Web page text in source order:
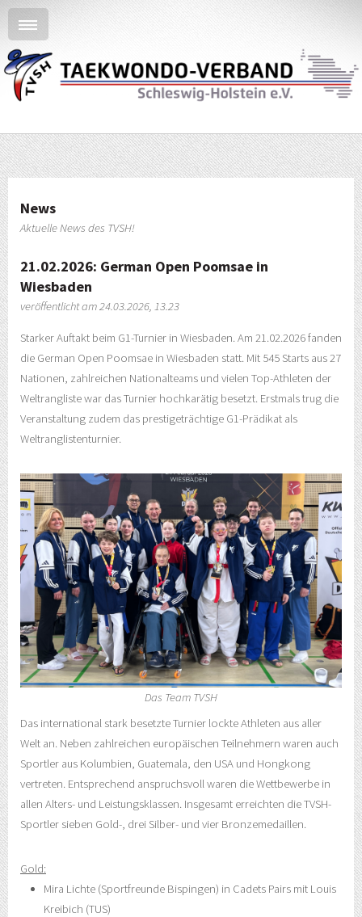
News
Aktuelle News des TVSH!
21.02.2026: German Open Poomsae in
Wiesbaden
veröffentlicht am 24.03.2026, 13.23
Starker Auftakt beim G1-Turnier in Wiesbaden. Am 21.02.2026 fanden
die German Open Poomsae in Wiesbaden statt. Mit 545 Starts aus 27
Nationen, zahlreichen Nationalteams und vielen Top-Athleten der
Weltrangliste war das Turnier hochkarätig besetzt. Erstmals trug die
Veranstaltung zudem das prestigeträchtige G1-Prädikat als
Weltranglistenturnier.
Das Team TVSH
Das international stark besetzte Turnier lockte Athleten aus aller
Welt an. Neben zahlreichen europäischen Teilnehmern waren auch
Sportler aus Kolumbien, Guatemala, den USA und Hongkong
vertreten. Entsprechend anspruchsvoll waren die Wettbewerbe in
allen Alters- und Leistungsklassen. Insgesamt erreichten die TVSH-
Sportler sieben Gold-, drei Silber- und vier Bronzemedaillen.
Gold:
Mira Lichte (Sportfreunde Bispingen) in Cadets Pairs mit Louis
Kreibich (TUS)